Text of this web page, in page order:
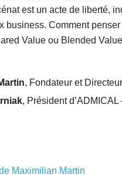
est un acte de liberté,
business. Comment
Value ou Blended
, Fondateur et
, Président
Maximilian Martin